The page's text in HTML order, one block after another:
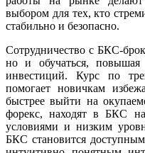
выбором для тех, кто
стабильно и безопасно.
Сотрудничество с БКС-
но и обучаться,
инвестиций. Курс по
помогает новичкам
быстрее выйти на
форекс, находят в БКС
условиями и низким
БКС становится